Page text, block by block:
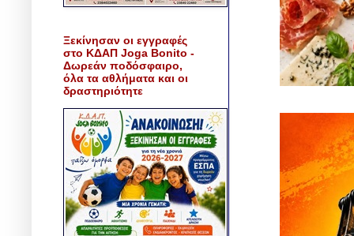
Ξεκίνησαν οι εγγραφές
στο ΚΔΑΠ Joga Bonito -
Δωρεάν ποδόσφαιρο,
όλα τα αθλήματα και οι
δραστηριότητε